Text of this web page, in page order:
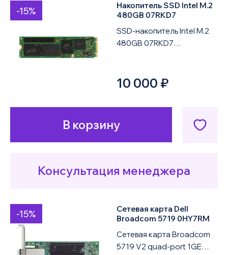
-15%
Накопитель SSD Intel M.2
480GB 07RKD7
SSD-накопитель Intel M.2
480GB 07RKD7
оборудование и
10 000 ₽
В корзину
Консультация менеджера
-15%
Сетевая карта Dell
Broadcom 5719 0HY7RM
Сетевая карта Broadcom
5719 V2 quad-port 1GE